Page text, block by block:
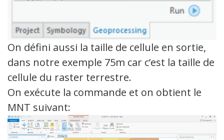
On défini aussi la taille de cellule en sortie,
dans notre exemple 75m car c’est la taille de
cellule du raster terrestre.
On exécute la commande et on obtient le
MNT suivant: